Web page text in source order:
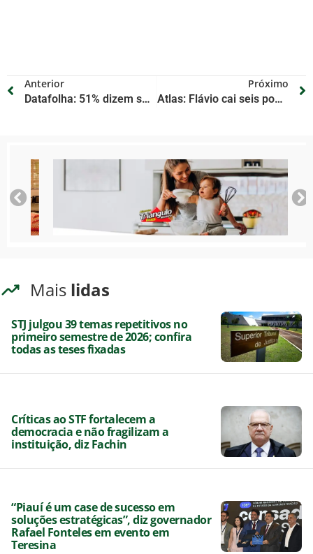
Anterior
Datafolha: 51% dizem ser muito importante uma mulher no STF e 46%, um negro
Próximo
Atlas: Flávio cai seis pontos e tem 41,8% contra 48,9% de Lula no 2º turno
Mais lidas
STJ julgou 39 temas repetitivos no
primeiro semestre de 2026; confira
todas as teses fixadas
Críticas ao STF fortalecem a
democracia e não fragilizam a
instituição, diz Fachin
“Piauí é um case de sucesso em
soluções estratégicas”, diz governador
Rafael Fonteles em evento em
Teresina